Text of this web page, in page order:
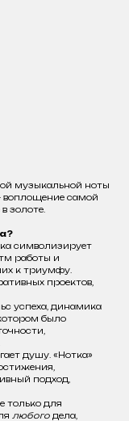
музыкальной ноты
воплощение самой
золоте.
символизирует
работы и
к триумфу.
проектов,
успеха, динамика
было
душу. «Нотка»
подход,
только для
любого дела,